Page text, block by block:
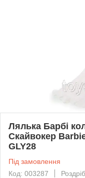
Лялька Барбі
Скайвокер
GLY28
Під замовлення
Код: 003287
Роздріб